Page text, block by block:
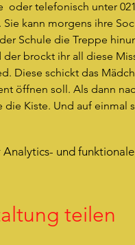
oder telefonisch unter
Sie kann morgens ihre
Schule die Treppe
brockt ihr all diese
Diese schickt das
öffnen soll. Als dann
Kiste. Und auf einmal
und
teilen